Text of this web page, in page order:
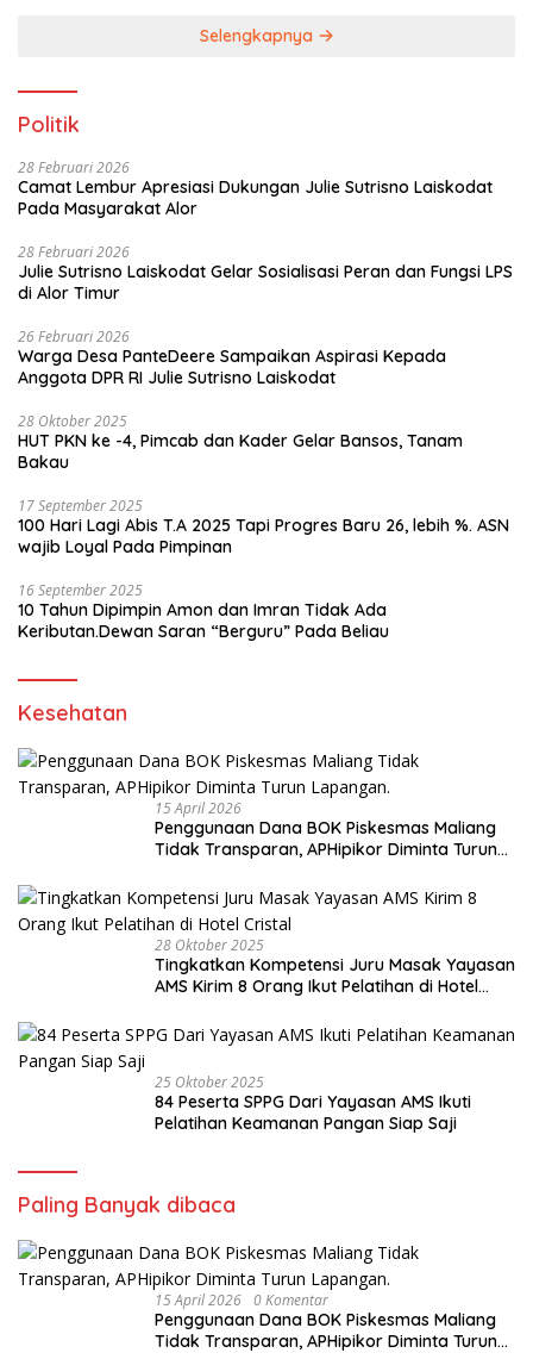
Selengkapnya
Politik
28 Februari 2026
Camat Lembur Apresiasi Dukungan Julie Sutrisno Laiskodat
Pada Masyarakat Alor
28 Februari 2026
Julie Sutrisno Laiskodat Gelar Sosialisasi Peran dan Fungsi LPS
di Alor Timur
26 Februari 2026
Warga Desa PanteDeere Sampaikan Aspirasi Kepada
Anggota DPR RI Julie Sutrisno Laiskodat
28 Oktober 2025
HUT PKN ke -4, Pimcab dan Kader Gelar Bansos, Tanam
Bakau
17 September 2025
100 Hari Lagi Abis T.A 2025 Tapi Progres Baru 26, lebih %. ASN
wajib Loyal Pada Pimpinan
16 September 2025
10 Tahun Dipimpin Amon dan Imran Tidak Ada
Keributan.Dewan Saran “Berguru” Pada Beliau
Kesehatan
15 April 2026
Penggunaan Dana BOK Piskesmas Maliang
Tidak Transparan, APHipikor Diminta Turun
28 Oktober 2025
Tingkatkan Kompetensi Juru Masak Yayasan
AMS Kirim 8 Orang Ikut Pelatihan di Hotel
25 Oktober 2025
84 Peserta SPPG Dari Yayasan AMS Ikuti
Pelatihan Keamanan Pangan Siap Saji
Paling Banyak dibaca
15 April 2026 0 Komentar
Penggunaan Dana BOK Piskesmas Maliang
Tidak Transparan, APHipikor Diminta Turun